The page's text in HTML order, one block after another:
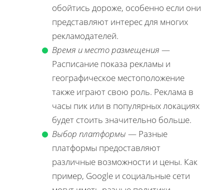
обойтись дороже, особенно если они
представляют интерес для многих
рекламодателей.
Время и место размещения —
Расписание показа рекламы и
географическое местоположение
также играют свою роль. Реклама в
часы пик или в популярных локациях
будет стоить значительно больше.
Выбор платформы — Разные
платформы предоставляют
различные возможности и цены. Как
пример, Google и социальные сети